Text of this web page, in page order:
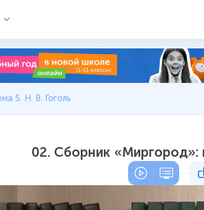
5. Н. В. Гоголь
02. Сборник «Миргород»: